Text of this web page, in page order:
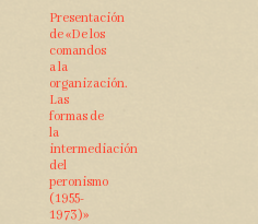
Presentación
de «De los
comandos
a la
organización.
Las
formas de
la
intermediación
del
peronismo
(1955-
1973)»